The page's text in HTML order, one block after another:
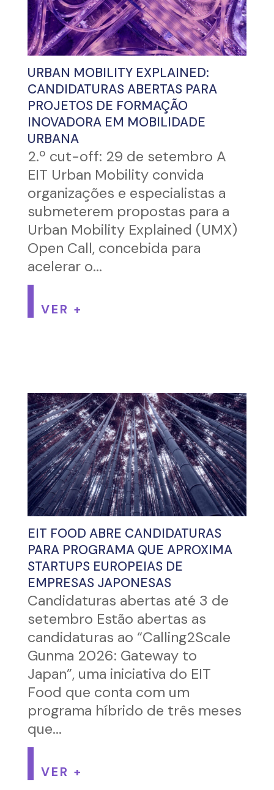
URBAN MOBILITY EXPLAINED:
CANDIDATURAS ABERTAS PARA
PROJETOS DE FORMAÇÃO
INOVADORA EM MOBILIDADE
URBANA
2.º cut-off: 29 de setembro A
EIT Urban Mobility convida
organizações e especialistas a
submeterem propostas para a
Urban Mobility Explained (UMX)
Open Call, concebida para
acelerar o...
VER +
EIT FOOD ABRE CANDIDATURAS
PARA PROGRAMA QUE APROXIMA
STARTUPS EUROPEIAS DE
EMPRESAS JAPONESAS
Candidaturas abertas até 3 de
setembro Estão abertas as
candidaturas ao “Calling2Scale
Gunma 2026: Gateway to
Japan”, uma iniciativa do EIT
Food que conta com um
programa híbrido de três meses
que...
VER +